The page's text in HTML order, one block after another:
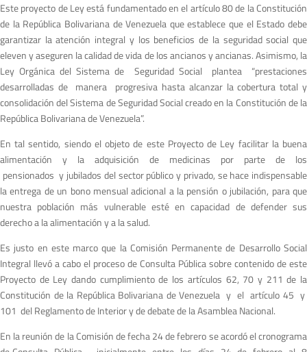
Este proyecto de Ley está fundamentado en el artículo 80 de la Constitución
de la República Bolivariana de Venezuela que establece que el Estado debe
garantizar la atención integral y los beneficios de la seguridad social que
eleven y aseguren la calidad de vida de los ancianos y ancianas. Asimismo, la
Ley Orgánica del Sistema de Seguridad Social plantea “prestaciones
desarrolladas de manera progresiva hasta alcanzar la cobertura total y
consolidación del Sistema de Seguridad Social creado en la Constitución de la
República Bolivariana de Venezuela”.
En tal sentido, siendo el objeto de este Proyecto de Ley facilitar la buena
alimentación y la adquisición de medicinas por parte de los
pensionados y jubilados del sector público y privado, se hace indispensable
la entrega de un bono mensual adicional a la pensión o jubilación, para que
nuestra población más vulnerable esté en capacidad de defender sus
derecho a la alimentación y a la salud.
Es justo en este marco que la Comisión Permanente de Desarrollo Social
Integral llevó a cabo el proceso de Consulta Pública sobre contenido de este
Proyecto de Ley dando cumplimiento de los artículos 62, 70 y 211 de la
Constitución de la República Bolivariana de Venezuela y el artículo 45 y
101 del Reglamento de Interior y de debate de la Asamblea Nacional.
En la reunión de la Comisión de fecha 24 de febrero se acordó el cronograma